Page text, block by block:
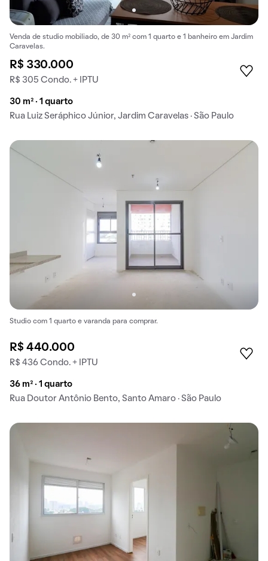
Venda de studio mobiliado, de 30 m² com 1 quarto e 1 banheiro em Jardim
Caravelas.
R$ 330.000
R$ 305 Condo. + IPTU
30 m² · 1 quarto
Rua Luiz Seráphico Júnior, Jardim Caravelas · São Paulo
Studio com 1 quarto e varanda para comprar.
R$ 440.000
R$ 436 Condo. + IPTU
36 m² · 1 quarto
Rua Doutor Antônio Bento, Santo Amaro · São Paulo